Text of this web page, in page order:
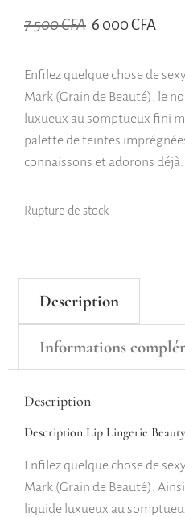
7 500CFA 6 000CFA
Enfilez quelque chose de
Mark (Grain de Beauté), le
luxueux au somptueux fini
palette de teintes
connaissons et adorons déjà.
Rupture de stock
Description
Informations
Description
Description Lip Lingerie
Enfilez quelque chose de
Mark (Grain de Beauté).
liquide luxueux au